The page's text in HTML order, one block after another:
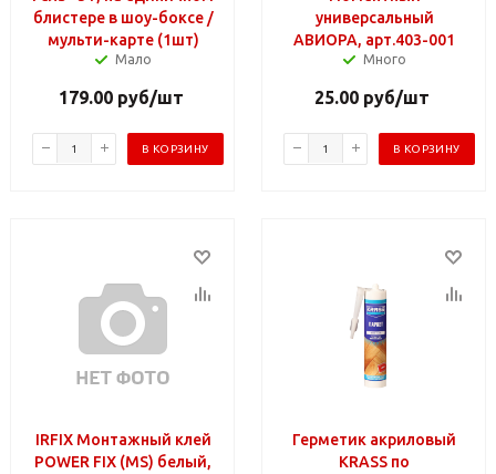
блистере в шоу-боксе /
мульти-карте (1шт)
Мало
179.00руб/шт
В КОРЗИНУ
универсальный
АВИОРА, арт.403-001
Много
25.00 руб/шт
В КОРЗИНУ
IRFIX Монтажный клей
POWER FIX (MS) белый,
Герметик акриловый
KRASS по